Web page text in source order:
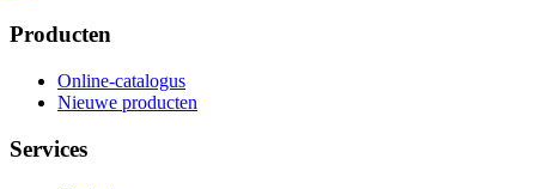
Producten
Online-catalogus
Nieuwe producten
Services